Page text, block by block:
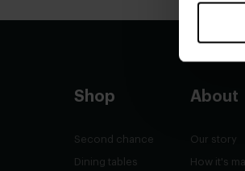
Shop
Second chance
Dining tables
About
Our story
How it's